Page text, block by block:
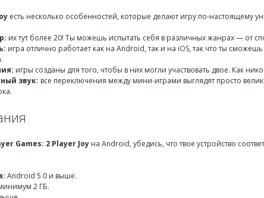
есть несколько особенностей, которые делают игру по-настоящему
их тут более 20! Ты можешь испытать себя в различных жанрах — от
игра отлично работает как на Android, так и на iOS, так что ты
игры созданы для того, чтобы в них могли участвовать двое. Как
звук: все переключения между мини-играми выглядят просто
Games: 2 Player Joy на Android, убедись, что твое устройство
Android 5.0 и выше.
2 ГБ.